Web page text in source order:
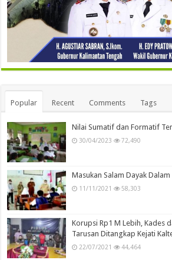
Popular Recent Comments Tags
Nilai Sumatif dan Formatif
30/04/2023 72,490
Masukan Salam Dayak
11/11/2021 58,303
Korupsi Rp1 M Lebih, Kades
Tarusan Ditangkap Kejati
22/07/2021 44,464